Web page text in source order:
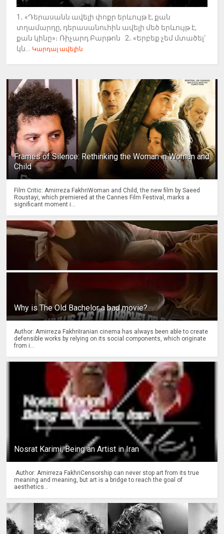
1․ «Դերասանն ավելի փոքր երևույթ է, քան
տղամարդը, դերասանուհին ավելի մեծ երևույթ է,
քան կինը»։ Ռիչարդ Բարթոն 2․ «Երբեք չեմ մտածել՝
կն...
Կարդալ ավելին
Frames of Silence: Rethinking the Woman in Woman and
Child
Film Critic: Amirreza FakhriWoman and Child, the new film by Saeed
Roustayi, which premiered at the Cannes Film Festival, marks a
significant moment i...
Why is The Old Bachelor a bad movie?
Author: Amirreza FakhriIranian cinema has always been able to create
defensible works by relying on its social components, which originate
from i...
Nosrat Karimi, Being an Artist in Iran
Author: Amirreza FakhriCensorship can never stop art from its true
meaning and meaning, but art is a bridge to reach the goal of
aesthetics...